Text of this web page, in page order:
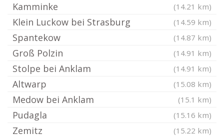
Kamminke (14.21 km)
Klein Luckow bei Strasburg (14.59 km)
Spantekow (14.87 km)
Groß Polzin (14.91 km)
Stolpe bei Anklam (14.91 km)
Altwarp (15.08 km)
Medow bei Anklam (15.1 km)
Pudagla (15.16 km)
Zemitz (15.22 km)